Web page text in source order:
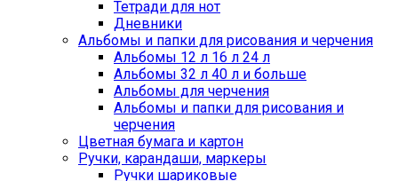
Тетради для нот
Дневники
Альбомы и папки для рисования и черчения
Альбомы 12 л 16 л 24 л
Альбомы 32 л 40 л и больше
Альбомы для черчения
Альбомы и папки для рисования и
черчения
Цветная бумага и картон
Ручки, карандаши, маркеры
Ручки шариковые